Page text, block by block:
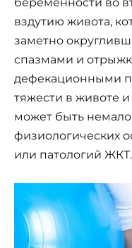
вздутию живота,
заметно
спазмами и
дефекационными
тяжести в животе
может быть
физиологических
или патологий ЖКТ.